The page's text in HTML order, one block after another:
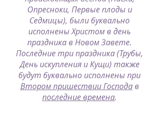
Опресноки, Первые плоды и
Седмицы), были буквально
исполнены Христом в день
праздника в Новом Завете.
Последние три праздника (Трубы,
День искупления и Кущи) также
будут буквально исполнены при
Втором пришествии Господав
последние времена.